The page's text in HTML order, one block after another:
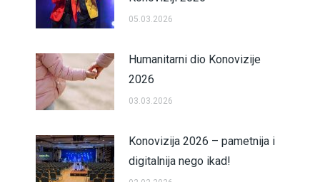
05.03.2026
Humanitarni dio Konovizije
2026
03.03.2026
Konovizija 2026 – pametnija i
digitalnija nego ikad!